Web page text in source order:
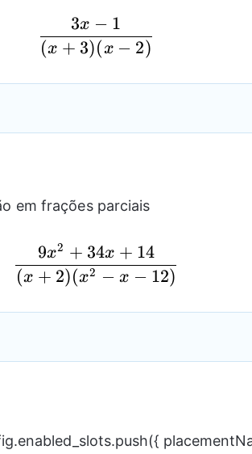
\frac{3x-
(x + 3)(x − 2)
3x − 1
em frações parciais
(x + 2)(x2 − x − 12)
9x2 + 34x + 14